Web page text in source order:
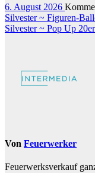
6. August 2026
Silvester ~ Figuren-
Silvester ~ Pop Up
Von Feuerwerker
Feuerwerksverkauf